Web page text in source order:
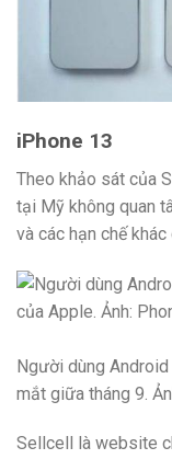
iPhone 13
Theo khảo sát của
tại Mỹ không quan
và các hạn chế khác
Người dùng
mắt giữa tháng 9.
Sellcell là website